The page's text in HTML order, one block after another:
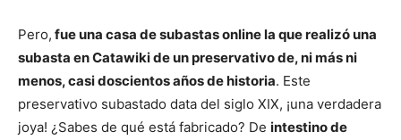
Pero, fue una casa de subastas online la que realizó una
subasta en Catawiki de un preservativo de, ni más ni
menos, casi doscientos años de historia. Este
preservativo subastado data del siglo XIX, ¡una verdadera
joya! ¿Sabes de qué está fabricado? De intestino de